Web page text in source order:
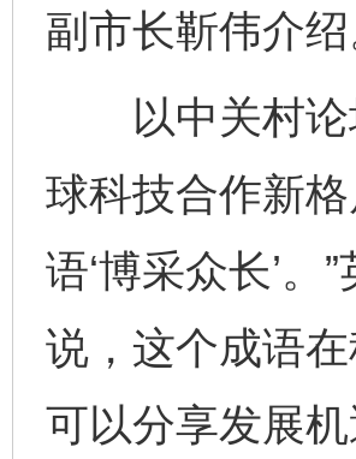
副市长靳伟介绍
以中关村论
球科技合作新
语‘博采众长’
说，这个成语
可以分享发展